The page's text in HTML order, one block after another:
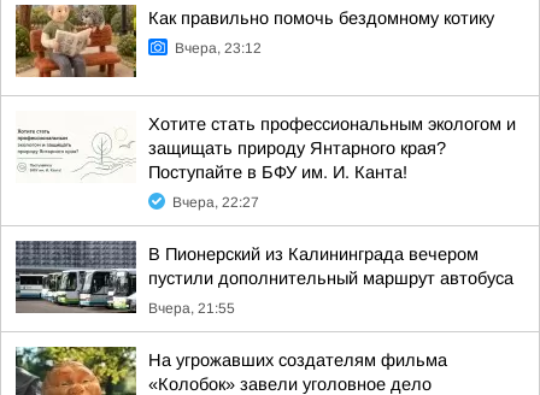
Как правильно помочь бездомному котику
Вчера, 23:12
Хотите стать профессиональным экологом и
защищать природу Янтарного края?
Поступайте в БФУ им. И. Канта!
Вчера, 22:27
В Пионерский из Калининграда вечером
пустили дополнительный маршрут автобуса
Вчера, 21:55
На угрожавших создателям фильма
«Колобок» завели уголовное дело